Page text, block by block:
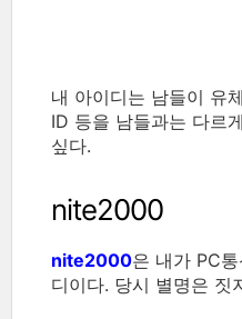
내 아이디는 남들이 유
ID 등을 남들과는 다르
싶다.
nite2000
nite2000은 내가 PC
디이다. 당시 별명은 짓